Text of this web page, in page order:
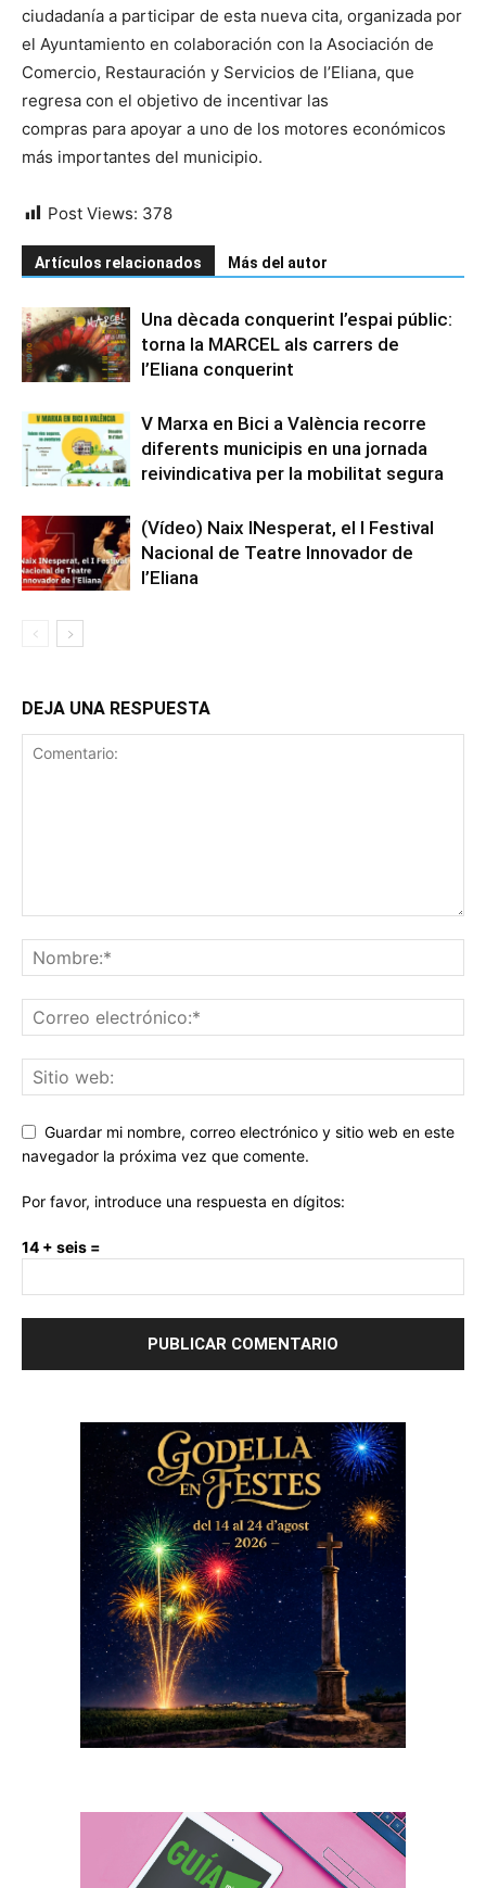
ciudadanía a participar de esta nueva cita, organizada por
el Ayuntamiento en colaboración con la Asociación de
Comercio, Restauración y Servicios de l’Eliana, que
regresa con el objetivo de incentivar las
compras para apoyar a uno de los motores económicos
más importantes del municipio.
Post Views: 378
Artículos relacionados Más del autor
Una dècada conquerint l’espai públic:
torna la MARCEL als carrers de
l’Eliana conquerint
V Marxa en Bici a València recorre
diferents municipis en una jornada
reivindicativa per la mobilitat segura
(Vídeo) Naix INesperat, el I Festival
Nacional de Teatre Innovador de
l’Eliana
DEJA UNA RESPUESTA
Guardar mi nombre, correo electrónico y sitio web en este
navegador la próxima vez que comente.
Por favor, introduce una respuesta en dígitos:
14 + seis =